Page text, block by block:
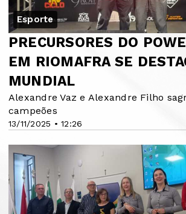
Esporte
13/11/2025 • 12:26
PRECURSORES DO
EM RIOMAFRA SE
MUNDIAL
Alexandre Vaz e Alexandre Filho
campeões